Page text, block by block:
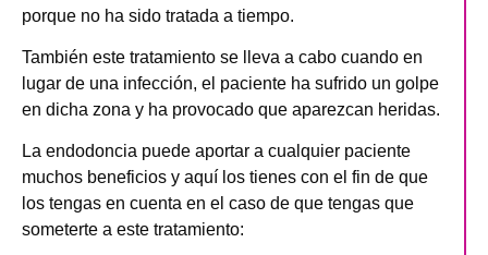
porque no ha sido tratada a tiempo.
También este tratamiento se lleva a cabo cuando en
lugar de una infección, el paciente ha sufrido un golpe
en dicha zona y ha provocado que aparezcan heridas.
La endodoncia puede aportar a cualquier paciente
muchos beneficios y aquí los tienes con el fin de que
los tengas en cuenta en el caso de que tengas que
someterte a este tratamiento: